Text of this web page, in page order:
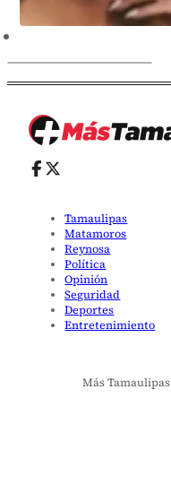
Tamaulipas
Matamoros
Reynosa
Política
Opinión
Seguridad
Deportes
Entretenimiento
Más